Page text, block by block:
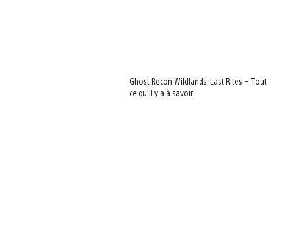
Ghost Recon Wildlands: Last Rites – Tout
ce qu’il y a à savoir